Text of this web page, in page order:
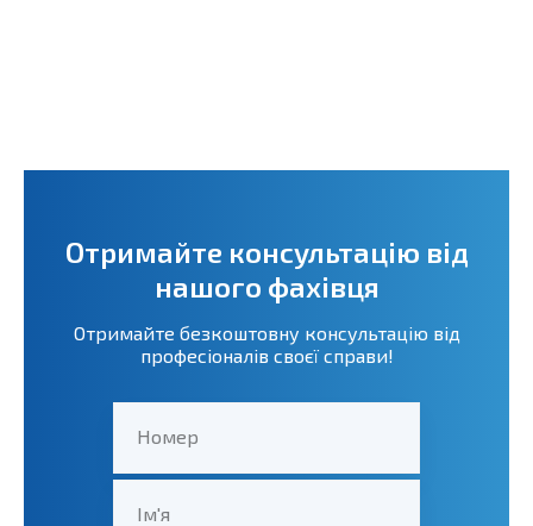
Отримайте консультацію від
нашого фахівця
Отримайте безкоштовну консультацію від
професіоналів своєї справи!
Номер
Ім'я